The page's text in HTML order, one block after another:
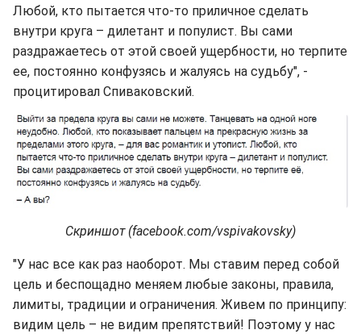
Любой, кто пытается что-то приличное сделать
внутри круга – дилетант и популист. Вы сами
раздражаетесь от этой своей ущербности, но терпите
ее, постоянно конфузясь и жалуясь на судьбу", -
процитировал Спиваковский.
Скриншот (facebook.com/vspivakovsky)
"У нас все как раз наоборот. Мы ставим перед собой
цель и беспощадно меняем любые законы, правила,
лимиты, традиции и ограничения. Живем по принципу:
видим цель – не видим препятствий! Поэтому у нас